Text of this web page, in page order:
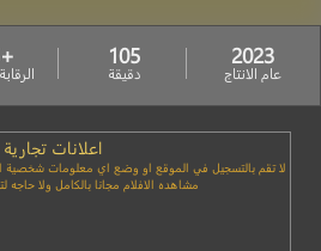
2023
عام الانتاج
105
دقيقة
+15
اعلانات تجارية
لا تقم بالتسجيل في الموقع او وضع اي معلومات شخصية
مشاهده الافلام مجانا بالكامل ولا